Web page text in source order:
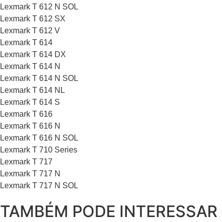
Lexmark T 612 N SOL
Lexmark T 612 SX
Lexmark T 612 V
Lexmark T 614
Lexmark T 614 DX
Lexmark T 614 N
Lexmark T 614 N SOL
Lexmark T 614 NL
Lexmark T 614 S
Lexmark T 616
Lexmark T 616 N
Lexmark T 616 N SOL
Lexmark T 710 Series
Lexmark T 717
Lexmark T 717 N
Lexmark T 717 N SOL
TAMBÉM PODE INTERESSAR